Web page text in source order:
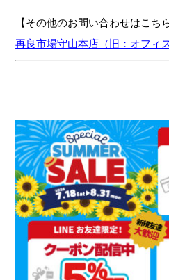
【その他のお問い合わせはこちら
再良市場守山本店（旧：オフィ